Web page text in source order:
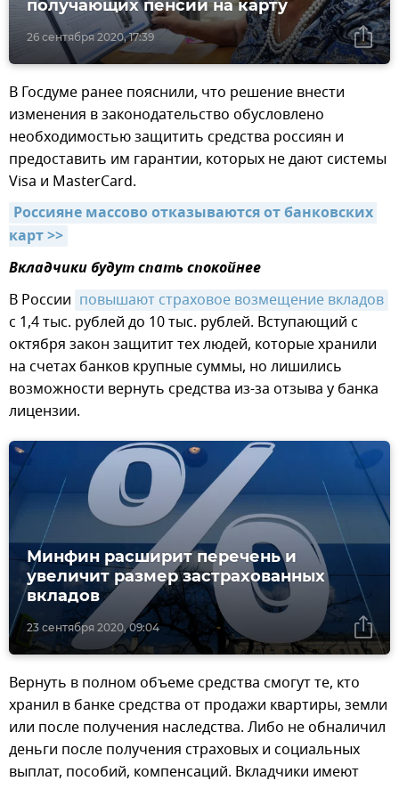
26 сентября 2020, 17:39
получающих пенсии на карту
В Госдуме ранее пояснили, что решение внести
изменения в законодательство обусловлено
необходимостью защитить средства россиян и
предоставить им гарантии, которых не дают системы
Visa и MasterCard.
Россияне массово отказываются от банковских
карт >>
Вкладчики будут спать спокойнее
В России повышают страховое возмещение вкладов
с 1,4 тыс. рублей до 10 тыс. рублей. Вступающий с
октября закон защитит тех людей, которые хранили
на счетах банков крупные суммы, но лишились
возможности вернуть средства из-за отзыва у банка
лицензии.
23 сентября 2020, 09:04
Минфин расширит перечень и
увеличит размер застрахованных
вкладов
Вернуть в полном объеме средства смогут те, кто
хранил в банке средства от продажи квартиры, земли
или после получения наследства. Либо не обналичил
деньги после получения страховых и социальных
выплат, пособий, компенсаций. Вкладчики имеют